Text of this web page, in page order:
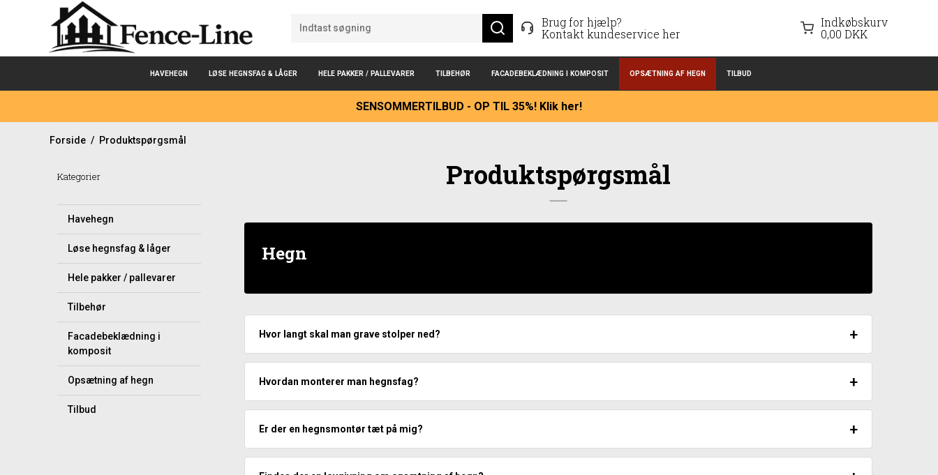
Brug for hjælp?
Kontakt kundeservice her
Indkøbskurv
0,00 DKK
HAVEHEGN LØSE HEGNSFAG & LÅGER HELE PAKKER / PALLEVARER TILBEHØR FACADEBEKLÆDNING I KOMPOSIT OPSÆTNING AF HEGN TILBUD
SENSOMMERTILBUD - OP TIL 35%! Klik her!
Forside / Produktspørgsmål
Kategorier
Havehegn
Løse hegnsfag & låger
Hele pakker / pallevarer
Tilbehør
Facadebeklædning i
komposit
Opsætning af hegn
Tilbud
Produktspørgsmål
Hegn
Hvor langt skal man grave stolper ned?
Hvordan monterer man hegnsfag?
Er der en hegnsmontør tæt på mig?